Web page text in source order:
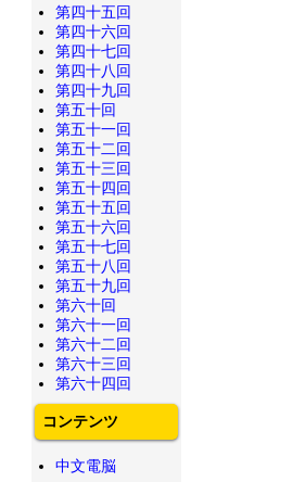
第四十五回
第四十六回
第四十七回
第四十八回
第四十九回
第五十回
第五十一回
第五十二回
第五十三回
第五十四回
第五十五回
第五十六回
第五十七回
第五十八回
第五十九回
第六十回
第六十一回
第六十二回
第六十三回
第六十四回
コンテンツ
中文電脳